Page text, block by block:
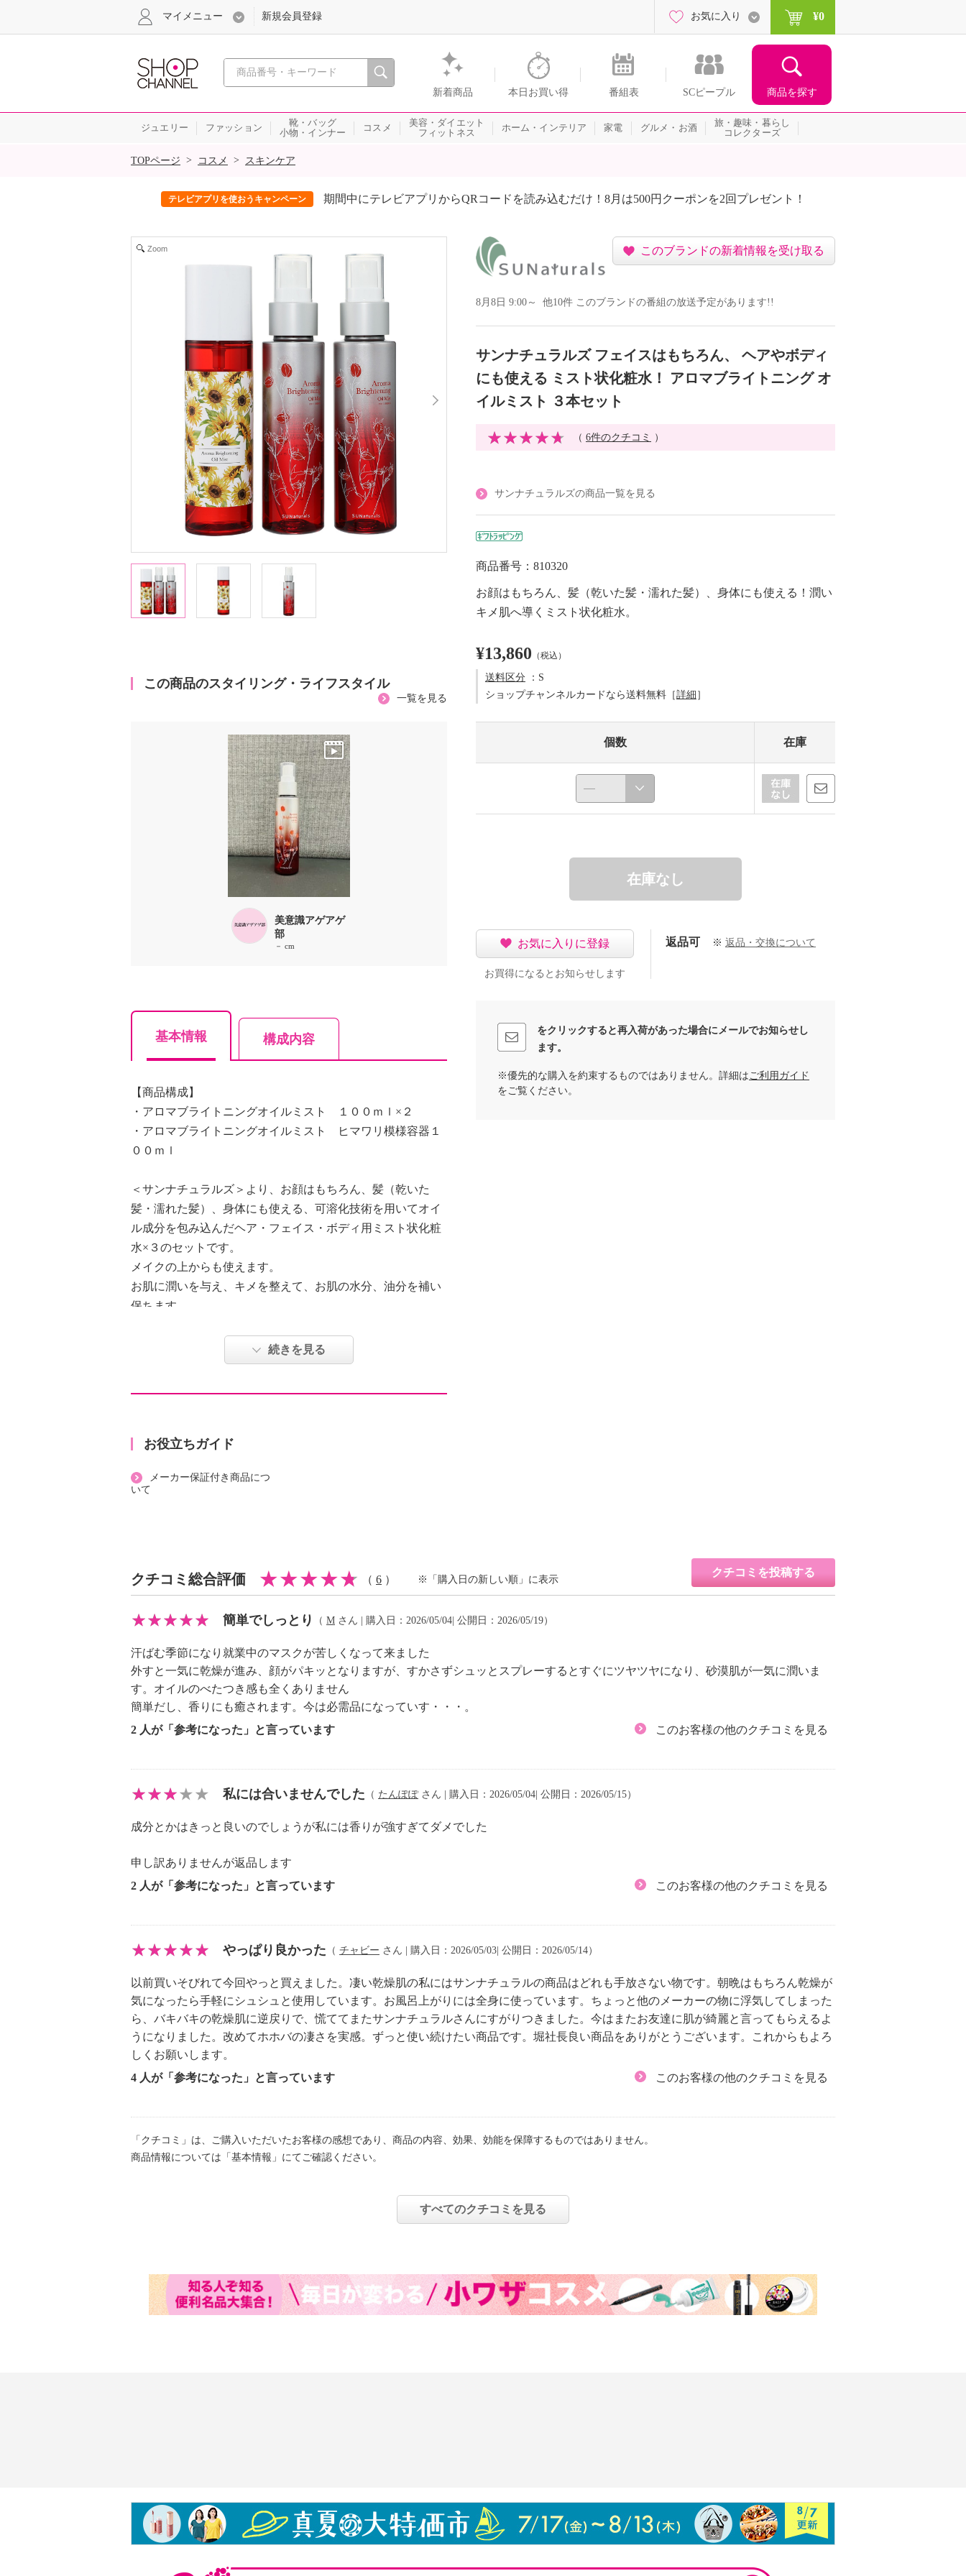
心おどる、瞬間を。通販・テレビショッピングのショップチャンネル
新着商品 本日お買い得 番組表 SCピープル 商品を探す
マイメニュー 新規会員登録 お気に入り ¥0
ジュエリー ファッション
靴・バッグ
小物・インナー
コスメ
美容・ダイエット
フィットネス
ホーム・インテリア 家電 グルメ・お酒
旅・趣味・暮らし
コレクターズ
SALE
TOPページ > コスメ > スキンケア
テレビアプリを使おうキャンペーン 期間中にテレビアプリからQRコードを読み込むだけ！8月は500円クーポンを2回プレゼント！
Zoom
この商品のスタイリング・ライフスタイル
一覧を見る
美意識アゲアゲ
部
－ cm
基本情報 構成内容
【商品構成】
・アロマブライトニングオイルミスト １００ｍｌ×２
・アロマブライトニングオイルミスト ヒマワリ模様容器１
００ｍｌ
＜サンナチュラルズ＞より、お顔はもちろん、髪（乾いた
髪・濡れた髪）、身体にも使える、可溶化技術を用いてオイ
ル成分を包み込んだヘア・フェイス・ボディ用ミスト状化粧
水×３のセットです。
メイクの上からも使えます。
お肌に潤いを与え、キメを整えて、お肌の水分、油分を補い
保ちます。
香りにもこだわり、ベルガモット果実油、マンダリンオレン
へと導くアメリカ産のケイコ種のプレミアムホホバオイル
＜配合／無配合表示＞
・目と口を閉じ、お肌から２０ｃｍ程離してご使用くださ
い。
スプレー後は軽く両手でなじませてください。
お風呂上りや洗顔後のお顔や全身へ、お化粧直しにお顔全
体へ、汗ばむボディへ、
エアコンなどで乾燥しがちなお肌へ、髪のパサつきや寝ぐ
せ直しに。
【全成分】
−５０水添ヒマシ油、ホホバ種子油、テトラヘキシルデカン
酸アスコルビル、リンゴ果実培養細胞エキス、ムラサキゴジ
アミノカプロン酸、ホホバ葉エキス、キハダ樹皮エキス、メ
エキス、アルテア根エキス、ニンジン根エキス、アルニカ花
エキス、ビサボロール、カキタンニン、ベルガモット果実
テンジクアオイ油、イランイラン花油、ラベンダー油、アラ
ントイン、ＰＣＡ−Ｎａ、ダイズ油、ＢＧ、グリセリン、Ｐ
ン、フェノキシエタノール
【使用上の注意事項】
・傷、はれもの、湿疹等、異常のある部位にはご使用になら
ないでください。
お肌に異常が生じていないかよく注意してご使用くださ
い。
た場合には、ご使用をおやめください。
そのまま化粧品類のご使用を続けますと、症状を悪化させ
ることがありますので、
・ご使用中、赤味、はれ、かゆみ、刺激、色抜け（白斑
・目に入らないようにご注意ください。目に入った場合は、
こすらずに水で直ちに洗い流してください。
・ご使用後は必ずしっかりキャップをしめてください。
・ヒマワリ模様容器
【使用方法】
・目と口を閉じ、お肌から２０ｃｍ程離してご使用くださ
続きを見る
お役立ちガイド
メーカー保証付き商品につ
いて
このブランドの新着情報を受け取る
8月8日 9:00～ 他10件 このブランドの番組の放送予定があります!!
サンナチュラルズ フェイスはもちろん、 ヘアやボディ
にも使える ミスト状化粧水！ アロマブライトニング オ
イルミスト ３本セット
（ 6件のクチコミ ）
サンナチュラルズの商品一覧を見る
商品番号：810320
お顔はもちろん、髪（乾いた髪・濡れた髪）、身体にも使える！潤い
キメ肌へ導くミスト状化粧水。
¥13,860 （税込）
送料区分 ：S
ショップチャンネルカードなら送料無料［詳細 ］
個数 在庫
在庫なし
お気に入りに登録
お買得になるとお知らせします
返品可 ※ 返品・交換について
をクリックすると再入荷があった場合にメールでお知らせし
ます。
※優先的な購入を約束するものではありません。詳細は ご利用ガイド
をご覧ください。
クチコミ総合評価 （ 6 ）
クチコミを投稿する
※「購入日の新しい順」に表示
簡単でしっとり （ M さん | 購入日：2026/05/04| 公開日：2026/05/19）
汗ばむ季節になり就業中のマスクが苦しくなって来ました
外すと一気に乾燥が進み、顔がパキッとなりますが、すかさずシュッとスプレーするとすぐにツヤツヤになり、砂漠肌が一気に潤いま
す。オイルのべたつき感も全くありません
簡単だし、香りにも癒されます。今は必需品になっていす・・・。
2 人が「参考になった」と言っています
このお客様の他のクチコミを見る
私には合いませんでした （ たんぽぽさん | 購入日：2026/05/04| 公開日：2026/05/15）
成分とかはきっと良いのでしょうが私には香りが強すぎてダメでした
申し訳ありませんが返品します
2 人が「参考になった」と言っています
このお客様の他のクチコミを見る
やっぱり良かった （ チャビー さん | 購入日：2026/05/03| 公開日：2026/05/14）
以前買いそびれて今回やっと買えました。凄い乾燥肌の私にはサンナチュラルの商品はどれも手放さない物です。朝晩はもちろん乾燥が
気になったら手軽にシュシュと使用しています。お風呂上がりには全身に使っています。ちょっと他のメーカーの物に浮気してしまった
ら、バキバキの乾燥肌に逆戻りで、慌ててまたサンナチュラルさんにすがりつきました。今はまたお友達に肌が綺麗と言ってもらえるよ
うになりました。改めてホホバの凄さを実感。ずっと使い続けたい商品です。堀社長良い商品をありがとうございます。これからもよろ
しくお願いします。
4 人が「参考になった」と言っています
このお客様の他のクチコミを見る
「クチコミ」は、ご購入いただいたお客様の感想であり、商品の内容、効果、効能を保障するものではありません。
商品情報については「基本情報」にてご確認ください。
すべてのクチコミを見る